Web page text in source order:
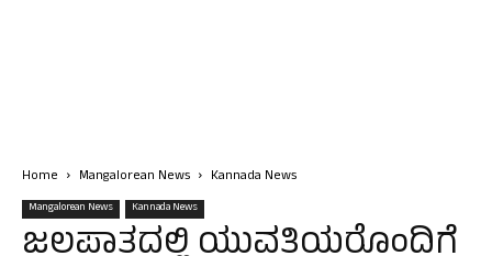
Home Mangalorean News Kannada News
Mangalorean News Kannada News